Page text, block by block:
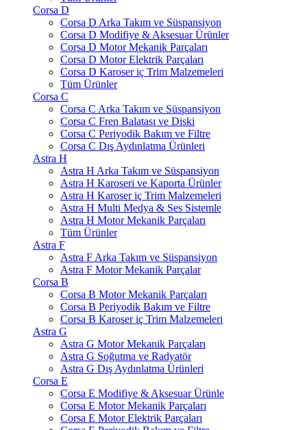
Corsa D
Corsa D Arka Takım ve Süspansiyon
Corsa D Modifiye & Aksesuar Ürünler
Corsa D Motor Mekanik Parçaları
Corsa D Motor Elektrik Parçaları
Corsa D Karoser iç Trim Malzemeleri
Tüm Ürünler
Corsa C
Corsa C Arka Takım ve Süspansiyon
Corsa C Fren Balatası ve Diski
Corsa C Periyodik Bakım ve Filtre
Corsa C Dış Aydınlatma Ürünleri
Astra H
Astra H Arka Takım ve Süspansiyon
Astra H Karoseri ve Kaporta Ürünler
Astra H Karoser iç Trim Malzemeleri
Astra H Multi Medya & Ses Sistemle
Astra H Motor Mekanik Parçaları
Tüm Ürünler
Astra F
Astra F Arka Takım ve Süspansiyon
Astra F Motor Mekanik Parçalar
Corsa B
Corsa B Motor Mekanik Parçaları
Corsa B Periyodik Bakım ve Filtre
Corsa B Karoser iç Trim Malzemeleri
Astra G
Astra G Motor Mekanik Parçaları
Astra G Soğutma ve Radyatör
Astra G Dış Aydınlatma Ürünleri
Corsa E
Corsa E Modifiye & Aksesuar Ürünle
Corsa E Motor Mekanik Parçaları
Corsa E Motor Elektrik Parçaları